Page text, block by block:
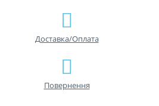
Доставка/Оплата
Повернення